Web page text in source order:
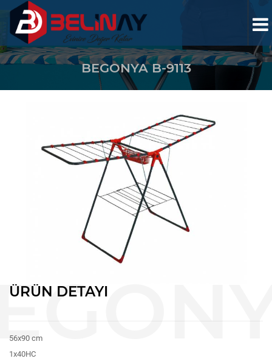
BEGONYA B-9113
ÜRÜN DETAYI
56x90 cm
1x40HC